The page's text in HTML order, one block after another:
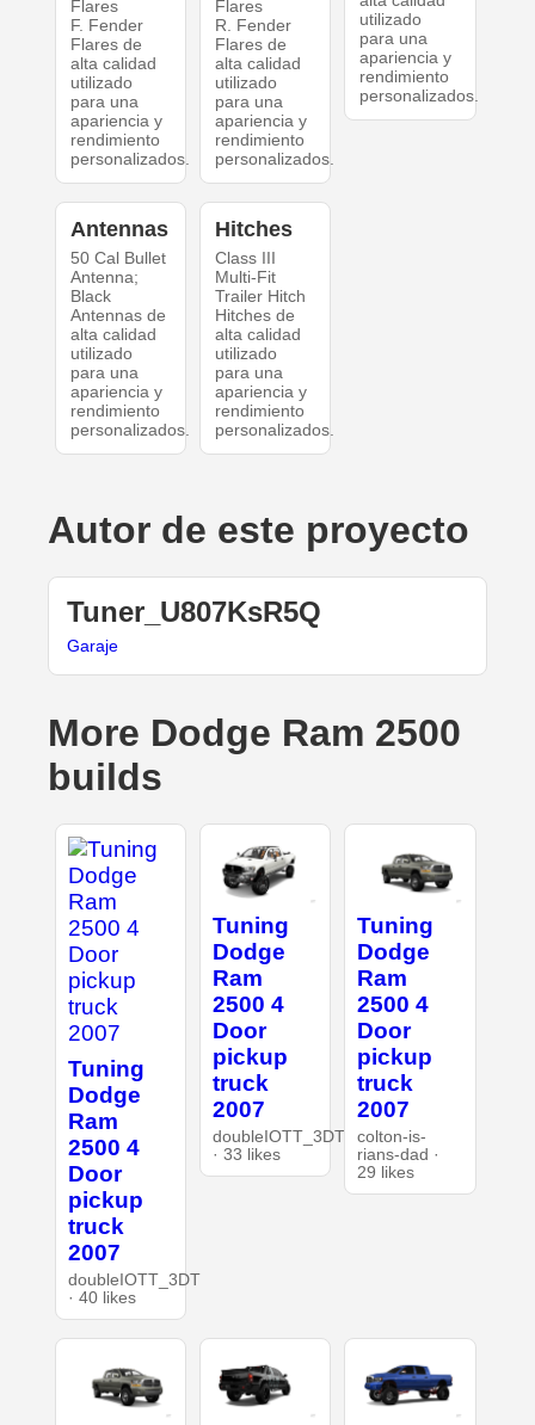
Flares
F. Fender
Flares de
alta calidad
utilizado
para una
apariencia y
rendimiento
personalizados.
Flares
R. Fender
Flares de
alta calidad
utilizado
para una
apariencia y
rendimiento
personalizados.
utilizado
para una
apariencia y
rendimiento
personalizados.
Antennas
50 Cal Bullet
Antenna;
Black
Antennas de
alta calidad
utilizado
para una
apariencia y
rendimiento
personalizados.
Hitches
Class III
Multi-Fit
Trailer Hitch
Hitches de
alta calidad
utilizado
para una
apariencia y
rendimiento
personalizados.
Autor de este proyecto
Tuner_U807KsR5Q
Garaje
More Dodge Ram 2500
builds
Tuning
Dodge
Ram
2500 4
Door
pickup
truck
2007
doubleIOTT_3DT
· 40 likes
Tuning
Dodge
Ram
2500 4
Door
pickup
truck
2007
doubleIOTT_3DT
· 33 likes
Tuning
Dodge
Ram
2500 4
Door
pickup
truck
2007
colton-is-
rians-dad ·
29 likes